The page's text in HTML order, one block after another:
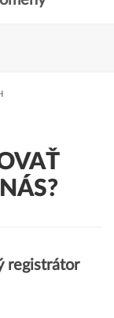
registrátor